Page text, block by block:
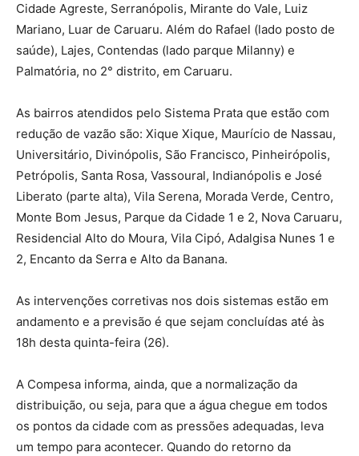
Cidade Agreste, Serranópolis, Mirante do Vale, Luiz
Mariano, Luar de Caruaru. Além do Rafael (lado posto de
saúde), Lajes, Contendas (lado parque Milanny) e
Palmatória, no 2° distrito, em Caruaru.
As bairros atendidos pelo Sistema Prata que estão com
redução de vazão são: Xique Xique, Maurício de Nassau,
Universitário, Divinópolis, São Francisco, Pinheirópolis,
Petrópolis, Santa Rosa, Vassoural, Indianópolis e José
Liberato (parte alta), Vila Serena, Morada Verde, Centro,
Monte Bom Jesus, Parque da Cidade 1 e 2, Nova Caruaru,
Residencial Alto do Moura, Vila Cipó, Adalgisa Nunes 1 e
2, Encanto da Serra e Alto da Banana.
As intervenções corretivas nos dois sistemas estão em
andamento e a previsão é que sejam concluídas até às
18h desta quinta-feira (26).
A Compesa informa, ainda, que a normalização da
distribuição, ou seja, para que a água chegue em todos
os pontos da cidade com as pressões adequadas, leva
um tempo para acontecer. Quando do retorno da